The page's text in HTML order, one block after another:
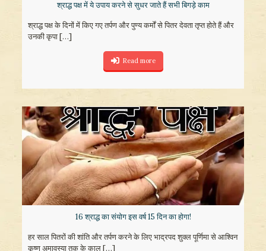
श्राद्ध पक्ष में ये उपाय करने से सुधर जाते हैं सभी बिगड़े काम
श्राद्ध पक्ष के दिनों में किए गए तर्पण और पुण्य कर्मों से पितर देवता तृप्त होते हैं और
उनकी कृपा[…]
Read more
16 श्राद्ध का संयोग इस वर्ष 15 दिन का होगा!
हर साल पितरों की शांति और तर्पण करने के लिए भाद्रपद शुक्ल पूर्णिमा से आश्विन
कृष्ण अमावस्या तक के काल […]